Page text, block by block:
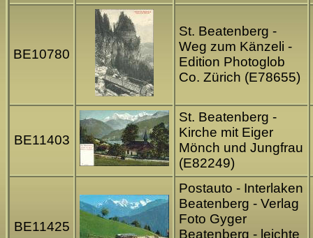
BE10780
St. Beatenberg -
Weg zum Känzeli -
Edition Photoglob
Co. Zürich (E78655)
BE11403
St. Beatenberg -
Kirche mit Eiger
Mönch und Jungfrau
(E82249)
BE11425
Postauto - Interlaken
Beatenberg - Verlag
Foto Gyger
Beatenberg - leichte